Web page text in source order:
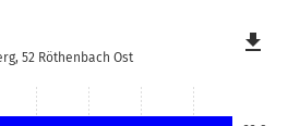
52 Röthenbach Ost
file_download